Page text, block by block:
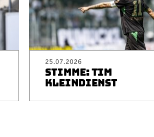
25.07.2026
STIMME: TIM
KLEINDIENST